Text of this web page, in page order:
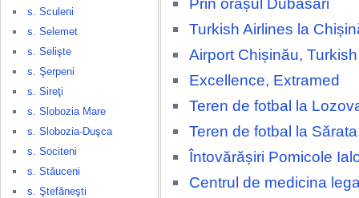
s. Sculeni
s. Selemet
s. Selişte
s. Şerpeni
s. Sireţi
s. Slobozia Mare
s. Slobozia-Duşca
s. Sociteni
s. Stăuceni
s. Ştefăneşti
Turkish Airlines la
Airport Chișinău,
Excellence, Extramed
Teren de fotbal la
Teren de fotbal la
Întovărășiri Pomicole
Centrul de medicina